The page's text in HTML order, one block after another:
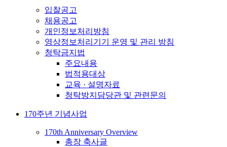
입찰공고
채용공고
개인정보처리방침
영상정보처리기기 운영 및 관리 방침
청탁금지법
주요내용
법적용대상
교육 · 설명자료
청탁방지담당관 및 관련문의
170주년 기념사업
170th Anniversary Overview
총장 축사글